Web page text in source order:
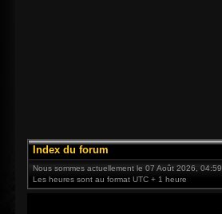
Index du forum
Nous sommes actuellement le 07 Août 2026, 04:59
Les heures sont au format UTC + 1 heure